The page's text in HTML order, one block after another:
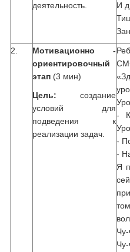
деятельность.
И
2.
Мотивационно -
ориентировочный
этап (3 мин)
Цель: создание
условий для
подведения к
реализации задач.
-
-
-
Я
Чу-